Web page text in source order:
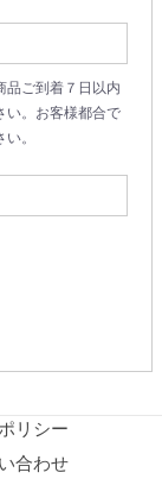
品ご到着７日以内
い。お客様都合で
。
リシー
合わせ